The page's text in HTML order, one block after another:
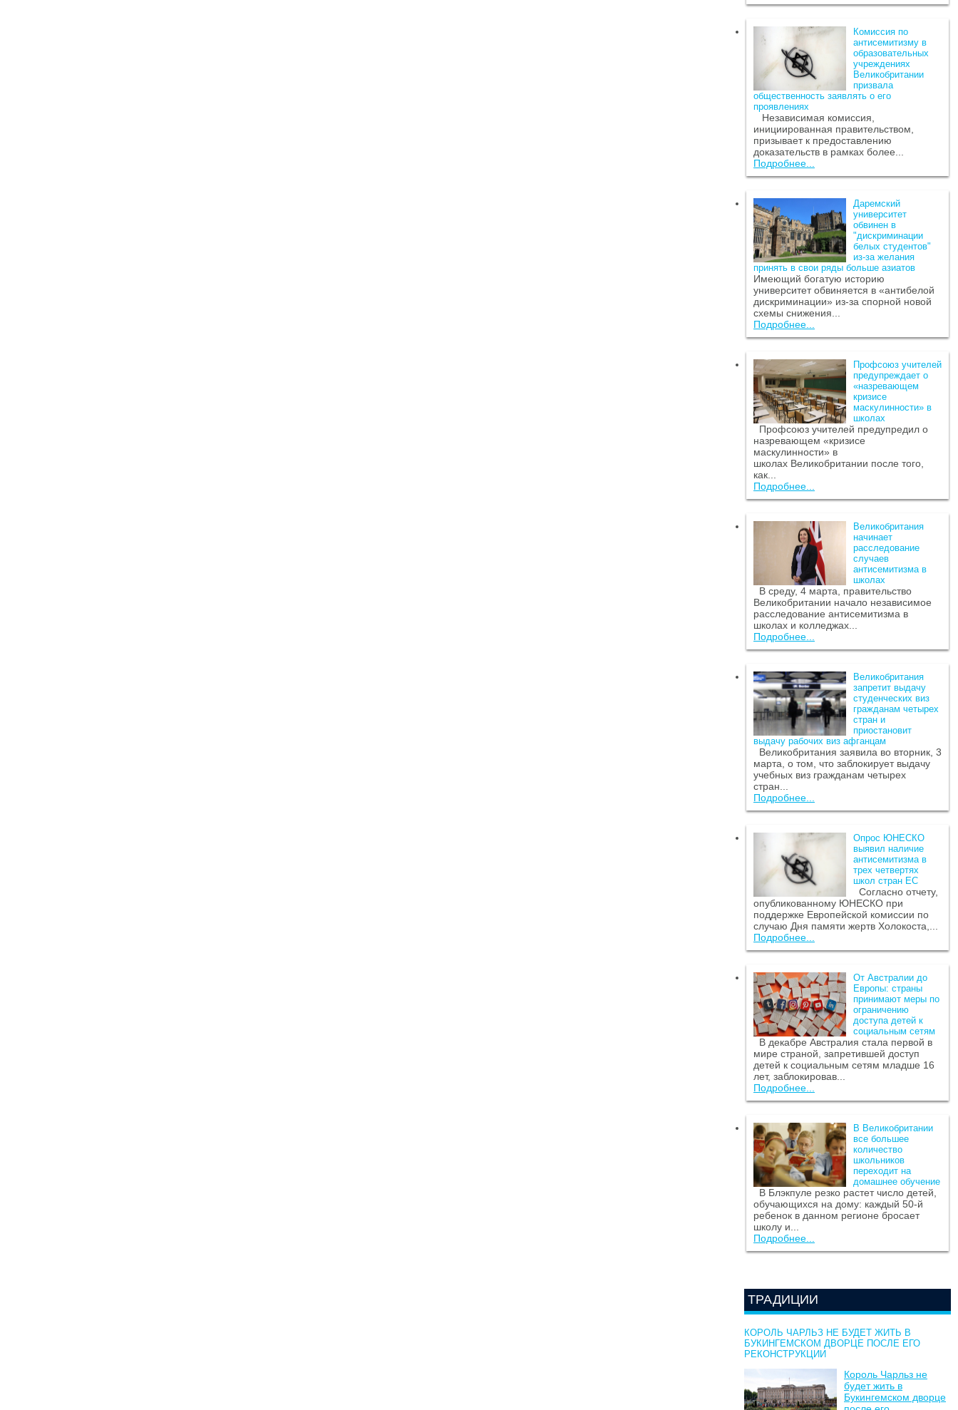
Комиссия по
антисемитизму в
образовательных
учреждениях
Великобритании
призвала
общественность заявлять о его
проявлениях
Независимая комиссия,
инициированная правительством,
призывает к предоставлению
доказательств в рамках более...
Подробнее...
Даремский
университет
обвинен в
"дискриминации
белых студентов"
из-за желания
принять в свои ряды больше азиатов
Имеющий богатую историю
университет обвиняется в «антибелой
дискриминации» из-за спорной новой
схемы снижения...
Подробнее...
Профсоюз учителей
предупреждает о
«назревающем
кризисе
маскулинности» в
школах
Профсоюз учителей предупредил о
назревающем «кризисе
маскулинности» в
школах Великобритании после того,
как...
Подробнее...
Великобритания
начинает
расследование
случаев
антисемитизма в
школах
В среду, 4 марта, правительство
Великобритании начало независимое
расследование антисемитизма в
школах и колледжах...
Подробнее...
Великобритания
запретит выдачу
студенческих виз
гражданам четырех
стран и
приостановит
выдачу рабочих виз афганцам
Великобритания заявила во вторник, 3
марта, о том, что заблокирует выдачу
учебных виз гражданам четырех
стран...
Подробнее...
Опрос ЮНЕСКО
выявил наличие
антисемитизма в
трех четвертях
школ стран ЕС
Согласно отчету,
опубликованному ЮНЕСКО при
поддержке Европейской комиссии по
случаю Дня памяти жертв Холокоста,...
Подробнее...
От Австралии до
Европы: страны
принимают меры по
ограничению
доступа детей к
социальным сетям
В декабре Австралия стала первой в
мире страной, запретившей доступ
детей к социальным сетям младше 16
лет, заблокировав...
Подробнее...
В Великобритании
все большее
количество
школьников
переходит на
домашнее обучение
В Блэкпуле резко растет число детей,
обучающихся на дому: каждый 50-й
ребенок в данном регионе бросает
школу и...
Подробнее...
ТРАДИЦИИ
КОРОЛЬ ЧАРЛЬЗ НЕ БУДЕТ ЖИТЬ В
БУКИНГЕМСКОМ ДВОРЦЕ ПОСЛЕ ЕГО
РЕКОНСТРУКЦИИ
Король Чарльз не
будет жить в
Букингемском дворце